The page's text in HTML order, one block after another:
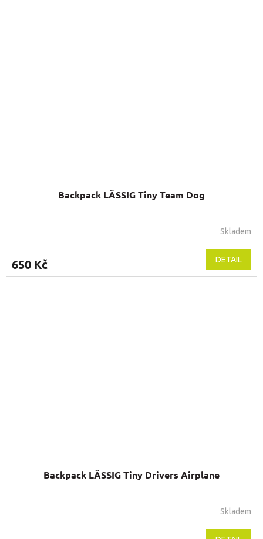
Backpack LÄSSIG Tiny Team Dog
Skladem
650 Kč DETAIL
Backpack LÄSSIG Tiny Drivers Airplane
Skladem